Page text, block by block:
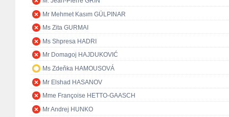
Mr Mehmet Kasım GÜLPINAR
Ms Zita GURMAI
Ms Shpresa HADRI
Mr Domagoj HAJDUKOVIĆ
Ms Zdeňka HAMOUSOVÁ
Mr Elshad HASANOV
Mme Françoise HETTO-GAASCH
Mr Andrej HUNKO